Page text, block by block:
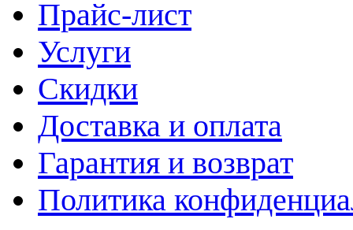
Прайс-лист
Услуги
Скидки
Доставка и оплата
Гарантия и возврат
Политика